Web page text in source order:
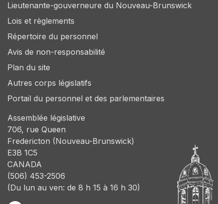
Lieutenante-gouverneure du Nouveau-Brunswick
Lois et règlements
Répertoire du personnel
Avis de non-responsabilité
Plan du site
Autres corps législatifs
Portail du personnel et des parlementaires
Assemblée législative
706, rue Queen
Fredericton (Nouveau-Brunswick)
E3B 1C5
CANADA
(506) 453-2506
(Du lun au ven: de 8 h 15 à 16 h 30)